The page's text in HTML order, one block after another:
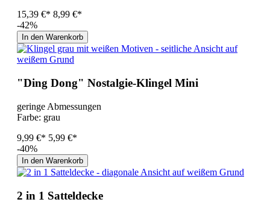
15,39 €* 8,99 €*
-42%
In den Warenkorb
"Ding Dong" Nostalgie-Klingel Mini
geringe Abmessungen
Farbe: grau
9,99 €* 5,99 €*
-40%
In den Warenkorb
2 in 1 Satteldecke